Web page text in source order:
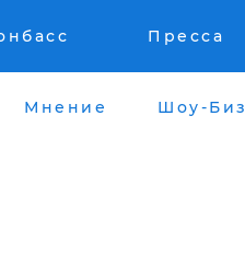
Пресса
Мнение Шоу-Биз